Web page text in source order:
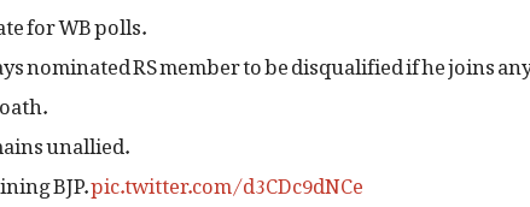
for WB polls.
nominated RS member to be disqualified if he joins
unallied.
BJP.pic.twitter.com/d3CDc9dNCe